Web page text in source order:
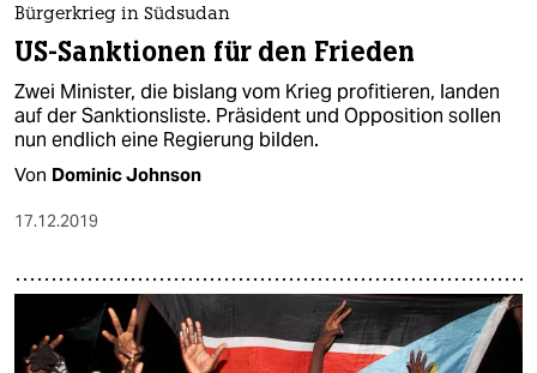
Bürgerkrieg in Südsudan
US-Sanktionen für den Frieden
Zwei Minister, die bislang vom Krieg profitieren, landen
auf der Sanktionsliste. Präsident und Opposition sollen
nun endlich eine Regierung bilden.
Von Dominic Johnson
17.12.2019